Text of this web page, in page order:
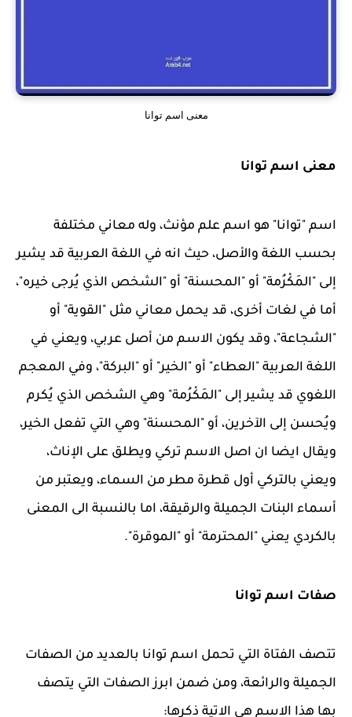
معنى اسم توانا
معنى اسم توانا
اسم "توانا" هو اسم علم مؤنث، وله معاني مختلفة
بحسب اللغة والأصل، حيث انه في اللغة العربية قد يشير
إلى "المَكْرُمة" أو "المحسنة" أو "الشخص الذي يُرجى خيره"،
أما في لغات أخرى، قد يحمل معاني مثل "القوية" أو
"الشجاعة"، وقد يكون الاسم من أصل عربي، ويعني في
اللغة العربية "العطاء" أو "الخير" أو "البركة"، وفي المعجم
اللغوي قد يشير إلى "المَكْرُمة" وهي الشخص الذي يُكرم
ويُحسن إلى الآخرين، أو "المحسنة" وهي التي تفعل الخير،
ويقال ايضا ان اصل الاسم تركي ويطلق على الإناث،
ويعني بالتركي أول قطرة مطر من السماء، ويعتبر من
أسماء البنات الجميلة والرقيقة، اما بالنسبة الى المعنى
بالكردي يعني "المحترمة" أو "الموقرة".
صفات اسم توانا
تتصف الفتاة التي تحمل اسم توانا بالعديد من الصفات
الجميلة والرائعة، ومن ضمن ابرز الصفات التي يتصف
بها هذا الاسم هي الاتية ذكرها: